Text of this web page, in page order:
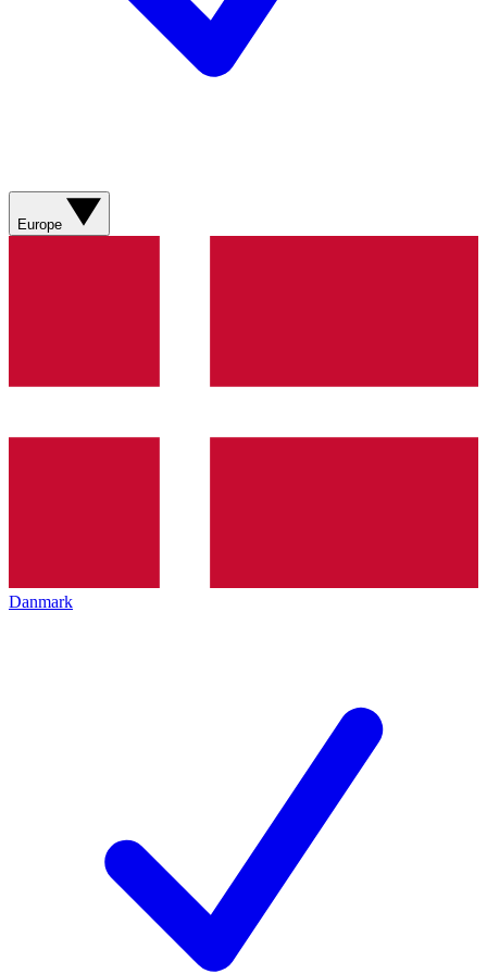
Europe
Danmark